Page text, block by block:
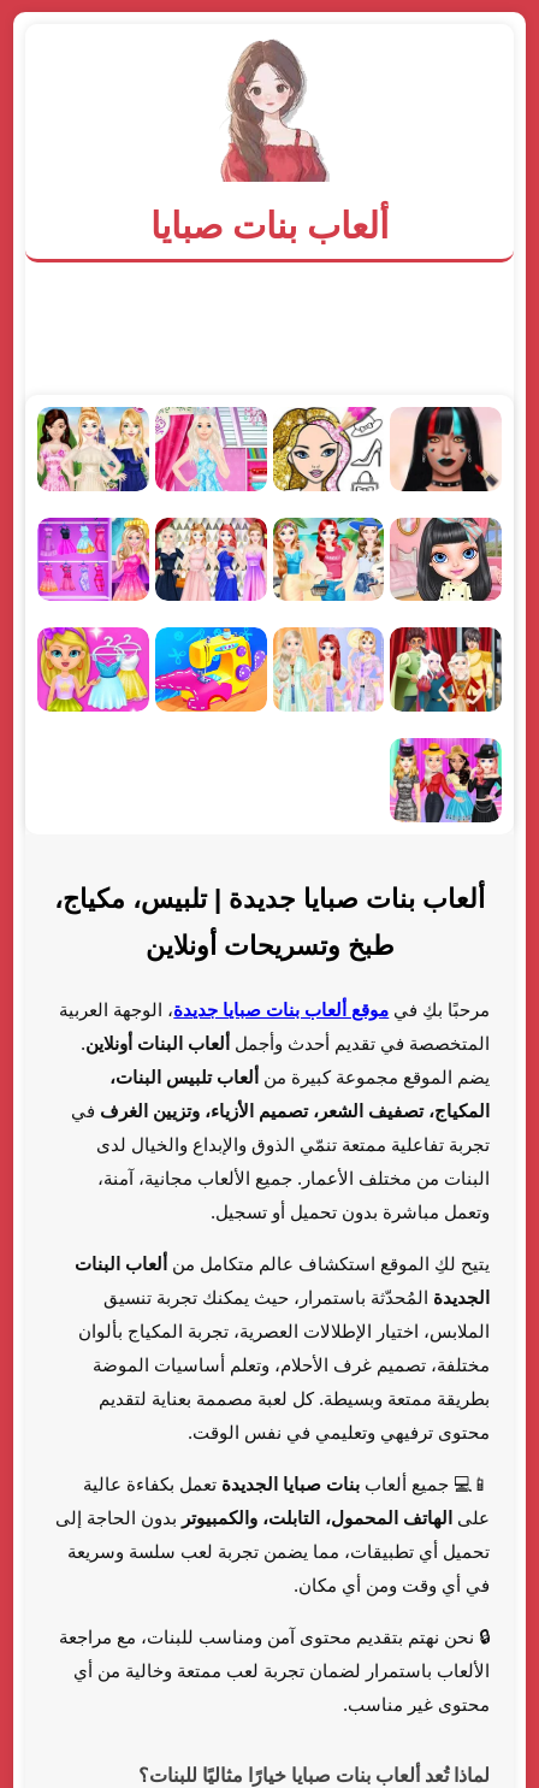
ألعاب بنات صبايا
ألعاب بنات صبايا جديدة | تلبيس، مكياج،
طبخ وتسريحات أونلاين
مرحبًا بكِ في موقع ألعاب بنات صبايا جديدة، الوجهة العربية
المتخصصة في تقديم أحدث وأجمل ألعاب البنات أونلاين.
يضم الموقع مجموعة كبيرة من ألعاب تلبيس البنات،
المكياج، تصفيف الشعر، تصميم الأزياء، وتزيين الغرف في
تجربة تفاعلية ممتعة تنمّي الذوق والإبداع والخيال لدى
البنات من مختلف الأعمار. جميع الألعاب مجانية، آمنة،
وتعمل مباشرة بدون تحميل أو تسجيل.
يتيح لكِ الموقع استكشاف عالم متكامل من ألعاب البنات
الجديدة المُحدّثة باستمرار، حيث يمكنك تجربة تنسيق
الملابس، اختيار الإطلالات العصرية، تجربة المكياج بألوان
مختلفة، تصميم غرف الأحلام، وتعلم أساسيات الموضة
بطريقة ممتعة وبسيطة. كل لعبة مصممة بعناية لتقديم
محتوى ترفيهي وتعليمي في نفس الوقت.
📱💻 جميع ألعاب بنات صبايا الجديدة تعمل بكفاءة عالية
على الهاتف المحمول، التابلت، والكمبيوتر بدون الحاجة إلى
تحميل أي تطبيقات، مما يضمن تجربة لعب سلسة وسريعة
في أي وقت ومن أي مكان.
🔒 نحن نهتم بتقديم محتوى آمن ومناسب للبنات، مع مراجعة
الألعاب باستمرار لضمان تجربة لعب ممتعة وخالية من أي
محتوى غير مناسب.
لماذا تُعد ألعاب بنات صبايا خيارًا مثاليًا للبنات؟